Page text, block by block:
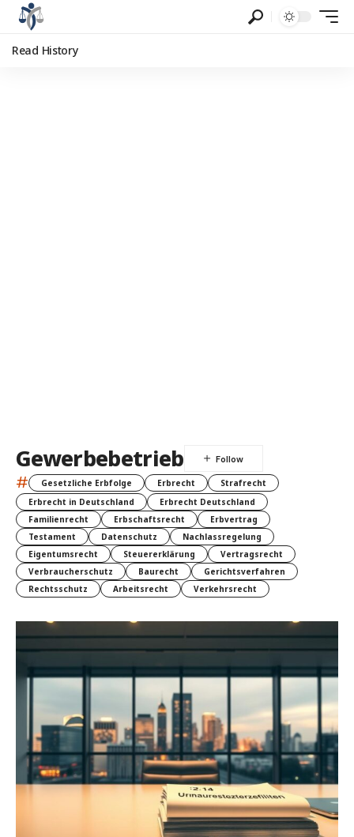
Read History
Gewerbebetrieb
# Gesetzliche Erbfolge Erbrecht
Strafrecht
Erbrecht in Deutschland
Erbrecht Deutschland
Familienrecht
Erbschaftsrecht
Erbvertrag
Testament
Datenschutz
Nachlassregelung
Eigentumsrecht
Steuererklärung
Vertragsrecht
Verbraucherschutz
Baurecht
Gerichtsverfahren
Rechtsschutz
Arbeitsrecht Verkehrsrecht